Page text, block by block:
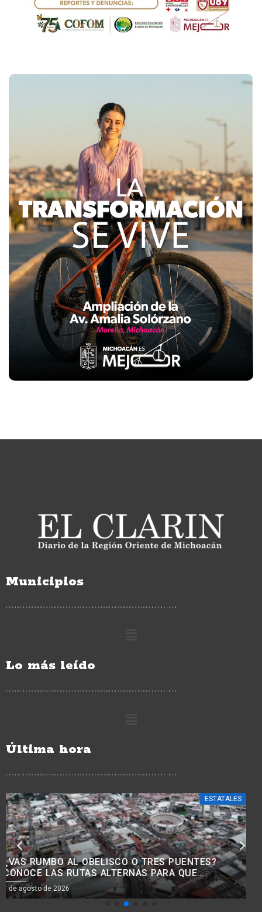
Municipios
Lo más leído
Última hora
ESTATALES
¿BUSCAS TRABAJO? HABRÁ JORNADA PARA
RECLUTAR PERSONAL PARA LA CONSTRUCCIÓN
EN MORELIA
7 de agosto de 2026